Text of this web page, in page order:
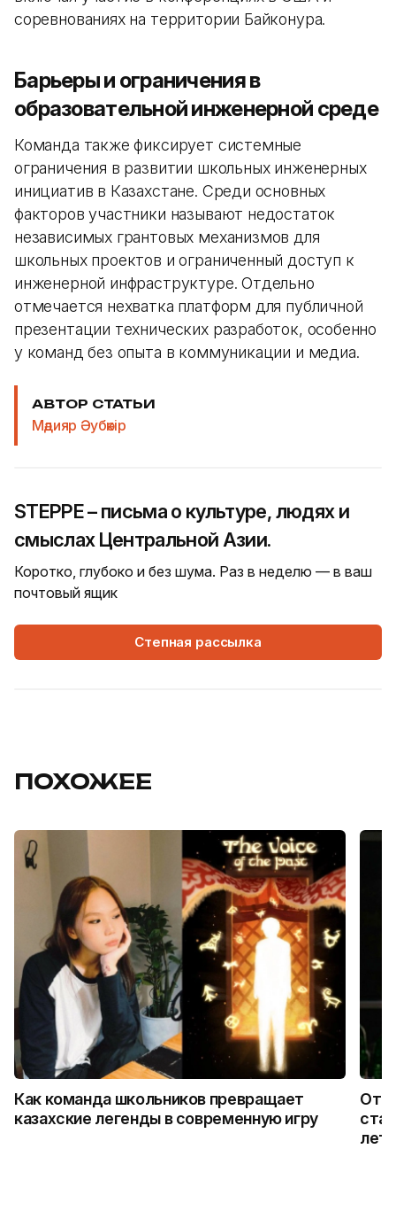
соревнованиях на территории Байконура.
Барьеры и ограничения в
образовательной инженерной среде
Команда также фиксирует системные
ограничения в развитии школьных инженерных
инициатив в Казахстане. Среди основных
факторов участники называют недостаток
независимых грантовых механизмов для
школьных проектов и ограниченный доступ к
инженерной инфраструктуре. Отдельно
отмечается нехватка платформ для публичной
презентации технических разработок, особенно
у команд без опыта в коммуникации и медиа.
АВТОР СТАТЬИ
Мәдияр Әубәкір
STEPPE – письма о культуре, людях и
смыслах Центральной Азии.
Коротко, глубоко и без шума. Раз в неделю — в ваш
почтовый ящик
Степная рассылка
ПОХОЖЕЕ
Как команда школьников превращает
казахские легенды в современную игру
От